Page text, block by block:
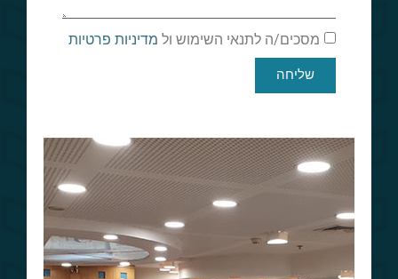
מסכים/ה לתנאי השימוש ול מדיניות פרטיות
שליחה